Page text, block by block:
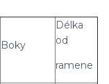
Boky
Délka
od
ramene